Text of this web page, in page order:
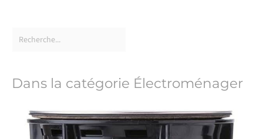
Dans la catégorie Électroménager